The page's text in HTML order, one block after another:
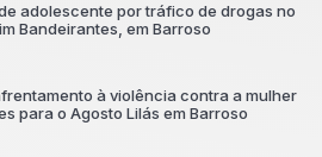
adolescente por tráfico de drogas no
Bandeirantes, em Barroso
à violência contra a mulher
para o Agosto Lilás em Barroso